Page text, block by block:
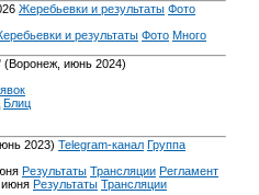
Жеребьевки и результаты Фото
и результаты Фото Много
(Воронеж, июнь 2024)
Блиц
2023) Telegram-канал Группа
Результаты Трансляции Регламент
июня Результаты Трансляции